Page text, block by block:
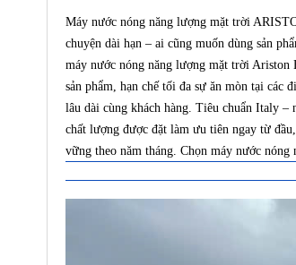
Máy nước nóng năng lượng mặt trời
chuyện dài hạn – ai cũng muốn dùng sản
máy nước nóng năng lượng mặt trời
sản phẩm, hạn chế tối đa sự ăn mòn tại các
lâu dài cùng khách hàng. Tiêu chuẩn Italy –
chất lượng được đặt làm ưu tiên ngay từ
vững theo năm tháng. Chọn máy nước